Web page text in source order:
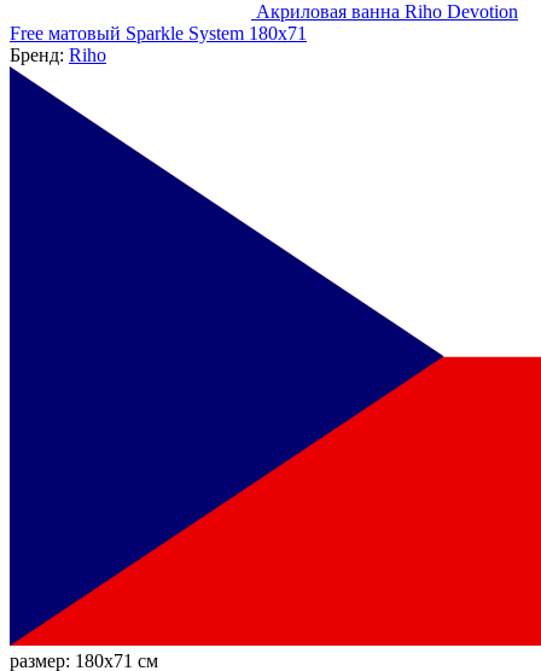
Акриловая ванна Riho Devotion
Free матовый Sparkle System 180х71
Бренд: Riho
размер: 180x71 см